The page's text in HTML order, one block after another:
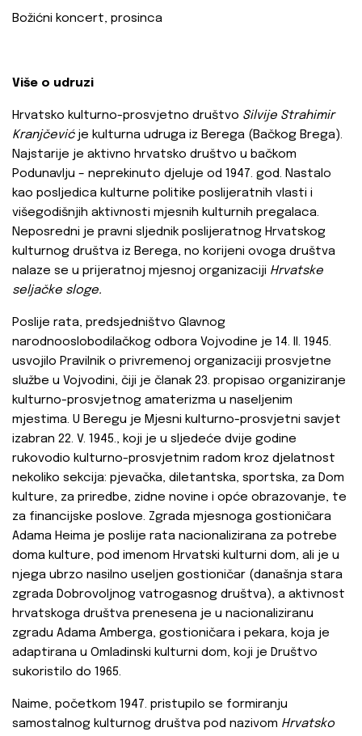
Božićni koncert, prosinca
Više o udruzi
Hrvatsko kulturno-prosvjetno društvo Silvije Strahimir
Kranjčevićje kulturna udruga iz Berega (Bačkog Brega).
Najstarije je aktivno hrvatsko društvo u bačkom
Podunavlju – neprekinuto djeluje od 1947. god. Nastalo
kao posljedica kulturne politike poslijeratnih vlasti i
višegodišnjih aktivnosti mjesnih kulturnih pregalaca.
Neposredni je pravni sljednik poslijeratnog Hrvatskog
kulturnog društva iz Berega, no korijeni ovoga društva
nalaze se u prijeratnoj mjesnoj organizaciji Hrvatske
seljačke sloge.
Poslije rata, predsjedništvo Glavnog
narodnooslobodilačkog odbora Vojvodine je 14. II. 1945.
usvojilo Pravilnik o privremenoj organizaciji prosvjetne
službe u Vojvodini, čiji je članak 23. propisao organiziranje
kulturno-prosvjetnog amaterizma u naseljenim
mjestima. U Beregu je Mjesni kulturno-prosvjetni savjet
izabran 22. V. 1945., koji je u sljedeće dvije godine
rukovodio kulturno-prosvjetnim radom kroz djelatnost
nekoliko sekcija: pjevačka, diletantska, sportska, za Dom
kulture, za priredbe, zidne novine i opće obrazovanje, te
za financijske poslove. Zgrada mjesnoga gostioničara
Adama Heima je poslije rata nacionalizirana za potrebe
doma kulture, pod imenom Hrvatski kulturni dom, ali je u
njega ubrzo nasilno useljen gostioničar (današnja stara
zgrada Dobrovoljnog vatrogasnog društva), a aktivnost
hrvatskoga društva prenesena je u nacionaliziranu
zgradu Adama Amberga, gostioničara i pekara, koja je
adaptirana u Omladinski kulturni dom, koji je Društvo
sukoristilo do 1965.
Naime, početkom 1947. pristupilo se formiranju
samostalnog kulturnog društva pod nazivom Hrvatsko